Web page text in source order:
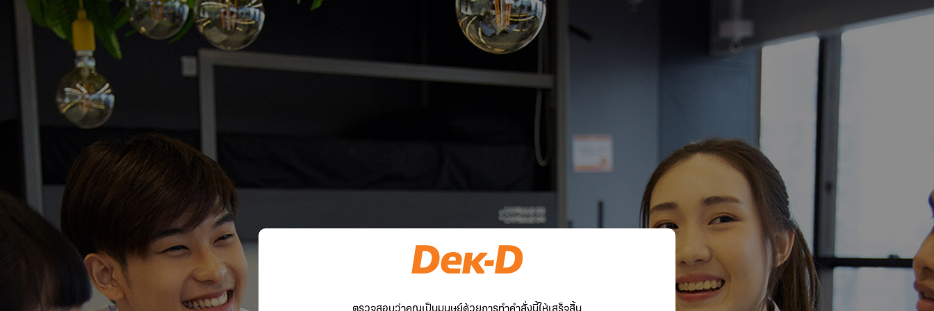
ตรวจสอบว่าคุณเป็นมนุษย์ด้วยการทำคำสั่งนี้ให้เสร็จสิ้น